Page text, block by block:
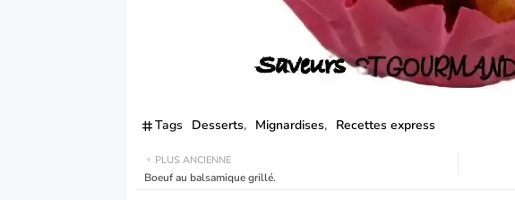
Tags Desserts Mignardises Recettes express
PLUS ANCIENNE
Boeuf au balsamique grillé.